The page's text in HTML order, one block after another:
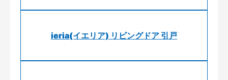
ieria(イエリア) リビングドア 引戸